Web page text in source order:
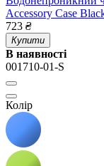
Accessory Case
723 ₴
Купити
В наявності
001710-01-S
Колір